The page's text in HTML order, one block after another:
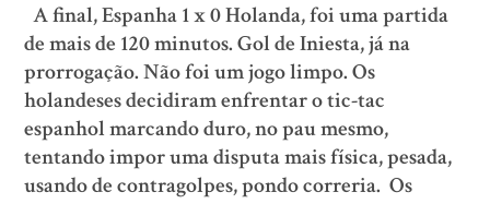
A final, Espanha 1 x 0 Holanda, foi uma partida
de mais de 120 minutos. Gol de Iniesta, já na
prorrogação. Não foi um jogo limpo. Os
holandeses decidiram enfrentar o tic-tac
espanhol marcando duro, no pau mesmo,
tentando impor uma disputa mais física, pesada,
usando de contragolpes, pondo correria. Os